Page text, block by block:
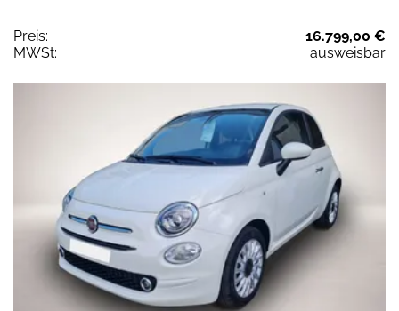
Preis:
16.799,00 €
MWSt:
ausweisbar